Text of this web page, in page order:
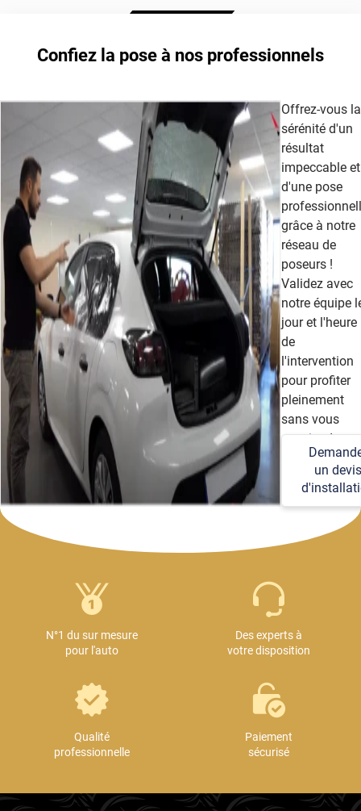
Extrême Clair 70
Confiez la pose à nos professionnels
Offrez-vous la
sérénité d'un
résultat
impeccable et
d'une pose
grâce à notre
réseau de
poseurs !
Validez avec
notre équipe
jour et l'heure
de
l'intervention
pour profiter
pleinement
sans vous
soucier des
détails
techniques et
logistiques.
un devis
N°1 du sur mesure
pour l'auto
Des experts à
votre disposition
Qualité
professionnelle
Paiement
sécurisé